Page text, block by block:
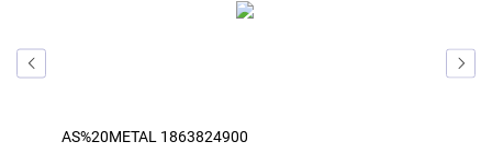
AS%20METAL 1863824900